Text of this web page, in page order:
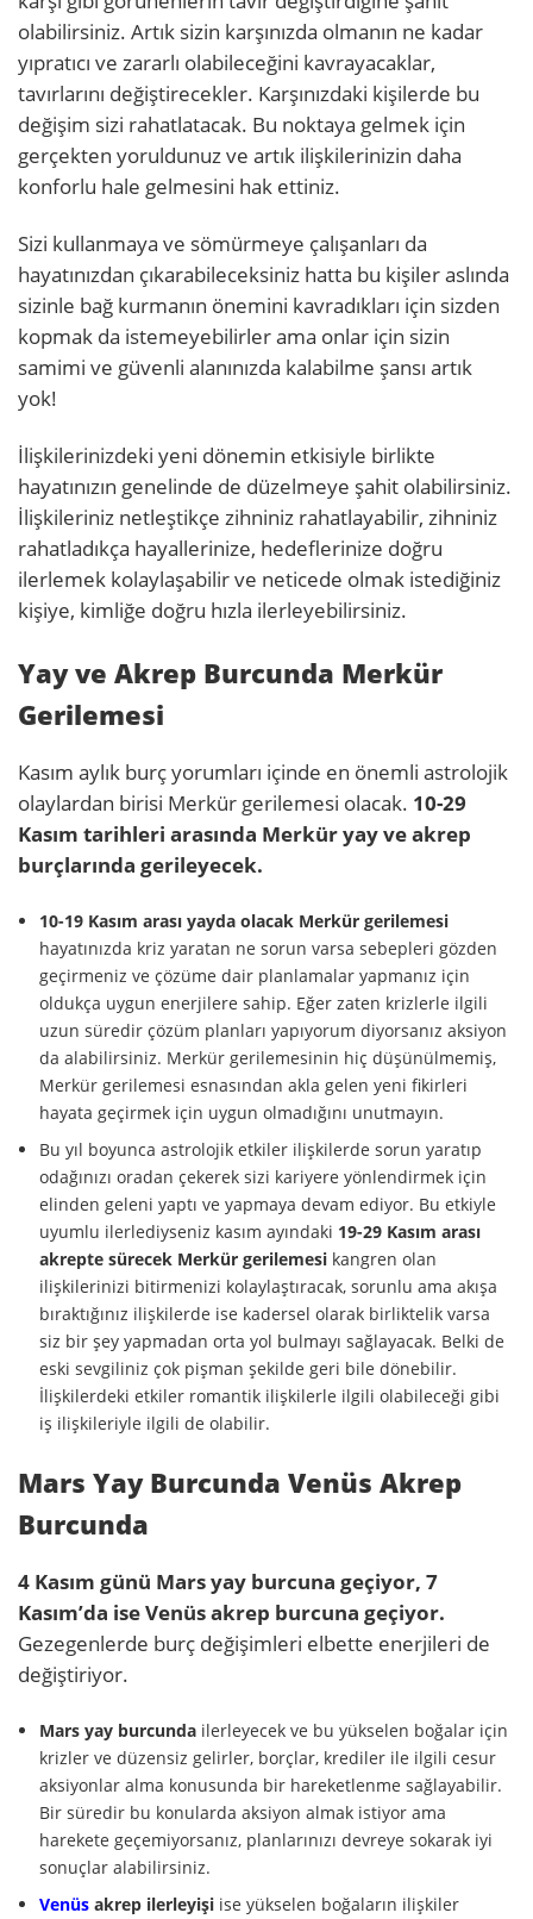
olabilirsiniz. Artık sizin karşınızda olmanın ne kadar
yıpratıcı ve zararlı olabileceğini kavrayacaklar,
tavırlarını değiştirecekler. Karşınızdaki kişilerde bu
değişim sizi rahatlatacak. Bu noktaya gelmek için
gerçekten yoruldunuz ve artık ilişkilerinizin daha
konforlu hale gelmesini hak ettiniz.
Sizi kullanmaya ve sömürmeye çalışanları da
hayatınızdan çıkarabileceksiniz hatta bu kişiler aslında
sizinle bağ kurmanın önemini kavradıkları için sizden
kopmak da istemeyebilirler ama onlar için sizin
samimi ve güvenli alanınızda kalabilme şansı artık
yok!
İlişkilerinizdeki yeni dönemin etkisiyle birlikte
hayatınızın genelinde de düzelmeye şahit olabilirsiniz.
İlişkileriniz netleştikçe zihniniz rahatlayabilir, zihniniz
rahatladıkça hayallerinize, hedeflerinize doğru
ilerlemek kolaylaşabilir ve neticede olmak istediğiniz
kişiye, kimliğe doğru hızla ilerleyebilirsiniz.
Yay ve Akrep Burcunda Merkür
Gerilemesi
Kasım aylık burç yorumları içinde en önemli astrolojik
olaylardan birisi Merkür gerilemesi olacak. 10-29
Kasım tarihleri arasında Merkür yay ve akrep
burçlarında gerileyecek.
10-19 Kasım arası yayda olacak Merkür gerilemesi
hayatınızda kriz yaratan ne sorun varsa sebepleri gözden
geçirmeniz ve çözüme dair planlamalar yapmanız için
oldukça uygun enerjilere sahip. Eğer zaten krizlerle ilgili
uzun süredir çözüm planları yapıyorum diyorsanız aksiyon
da alabilirsiniz. Merkür gerilemesinin hiç düşünülmemiş,
Merkür gerilemesi esnasından akla gelen yeni fikirleri
hayata geçirmek için uygun olmadığını unutmayın.
Bu yıl boyunca astrolojik etkiler ilişkilerde sorun yaratıp
odağınızı oradan çekerek sizi kariyere yönlendirmek için
elinden geleni yaptı ve yapmaya devam ediyor. Bu etkiyle
uyumlu ilerlediyseniz kasım ayındaki 19-29 Kasım arası
akrepte sürecek Merkür gerilemesi kangren olan
ilişkilerinizi bitirmenizi kolaylaştıracak, sorunlu ama akışa
bıraktığınız ilişkilerde ise kadersel olarak birliktelik varsa
siz bir şey yapmadan orta yol bulmayı sağlayacak. Belki de
eski sevgiliniz çok pişman şekilde geri bile dönebilir.
İlişkilerdeki etkiler romantik ilişkilerle ilgili olabileceği gibi
iş ilişkileriyle ilgili de olabilir.
Mars Yay Burcunda Venüs Akrep
Burcunda
4 Kasım günü Mars yay burcuna geçiyor, 7
Kasım’da ise Venüs akrep burcuna geçiyor.
Gezegenlerde burç değişimleri elbette enerjileri de
değiştiriyor.
Mars yay burcunda ilerleyecek ve bu yükselen boğalar için
krizler ve düzensiz gelirler, borçlar, krediler ile ilgili cesur
aksiyonlar alma konusunda bir hareketlenme sağlayabilir.
Bir süredir bu konularda aksiyon almak istiyor ama
harekete geçemiyorsanız, planlarınızı devreye sokarak iyi
sonuçlar alabilirsiniz.
Venüs akrep ilerleyişi ise yükselen boğaların ilişkiler